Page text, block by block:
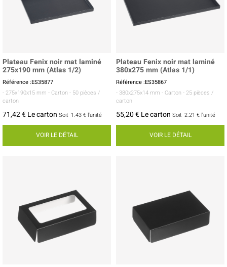
Plateau Fenix noir mat laminé
275x190 mm (Atlas 1/2)
Référence :ES35877
- 275x190x15 mm - Carton - 50 pièces /
carton
71,42 € Le carton Soit 1.43 € l'unité
VOIR LE DÉTAIL
Plateau Fenix noir mat laminé
380x275 mm (Atlas 1/1)
Référence :ES35867
- 380x275x14 mm - Carton - 25 pièces /
carton
55,20 € Le carton Soit 2.21 € l'unité
VOIR LE DÉTAIL